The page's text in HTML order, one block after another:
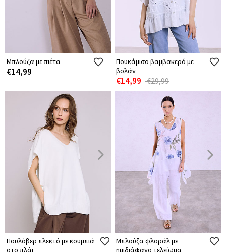
Μπλούζα με πιέτα
€14,99
Πουκάμισο βαμβακερό με
βολάν
€14,99 €29,99
Πουλόβερ πλεκτό με κουμπιά
στο πλάι
Μπλούζα φλοράλ με
ημιδιάφανο τελείωμα